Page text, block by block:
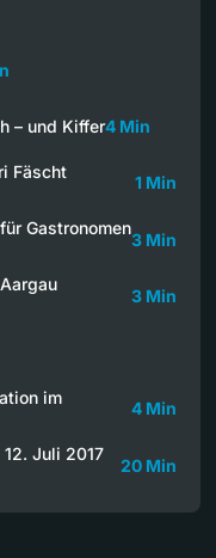
– und Kiffer4 Min
Fäscht
1 Min
Gastronomen
3 Min
3 Min
im
4 Min
Juli 2017
20 Min